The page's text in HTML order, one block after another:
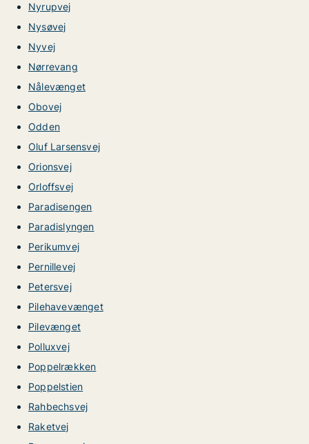
Nyrupvej
Nysøvej
Nyvej
Nørrevang
Nålevænget
Obovej
Odden
Oluf Larsensvej
Orionsvej
Orloffsvej
Paradisengen
Paradislyngen
Perikumvej
Pernillevej
Petersvej
Pilehavevænget
Pilevænget
Polluxvej
Poppelrækken
Poppelstien
Rahbechsvej
Raketvej